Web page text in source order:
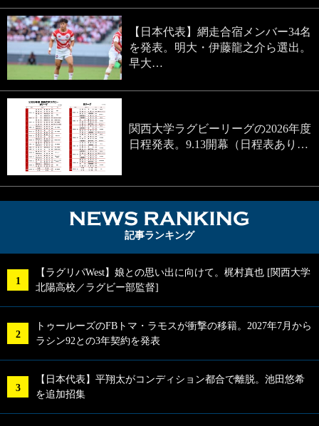
【日本代表】網走合宿メンバー34名
を発表。明大・伊藤龍之介ら選出。
早大…
関西大学ラグビーリーグの2026年度
日程発表。9.13開幕（日程表あり…
記事ランキング
【ラグリパWest】娘との思い出に向けて。梶村真也 [関西大学
北陽高校／ラグビー部監督]
トゥールーズのFBトマ・ラモスが衝撃の移籍。2027年7月から
ラシン92との3年契約を発表
【日本代表】平翔太がコンディション都合で離脱。池田悠希
を追加招集